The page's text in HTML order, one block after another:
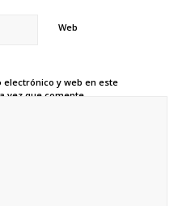
Web
y web en este
vez que comente.